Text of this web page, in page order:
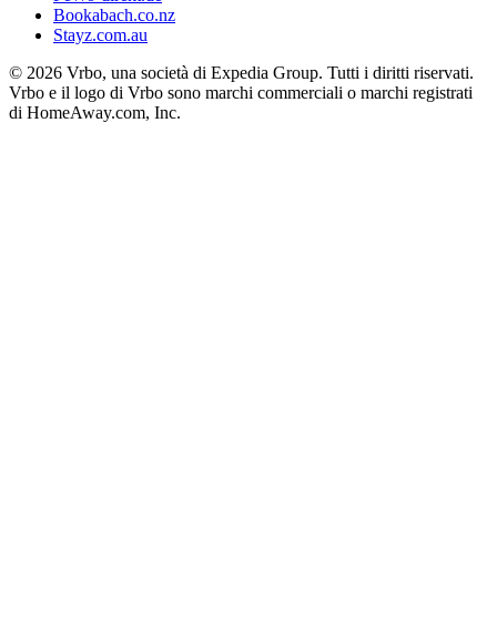
Bookabach.co.nz
Stayz.com.au
© 2026 Vrbo, una società di Expedia Group. Tutti i diritti riservati.
Vrbo e il logo di Vrbo sono marchi commerciali o marchi registrati
di HomeAway.com, Inc.